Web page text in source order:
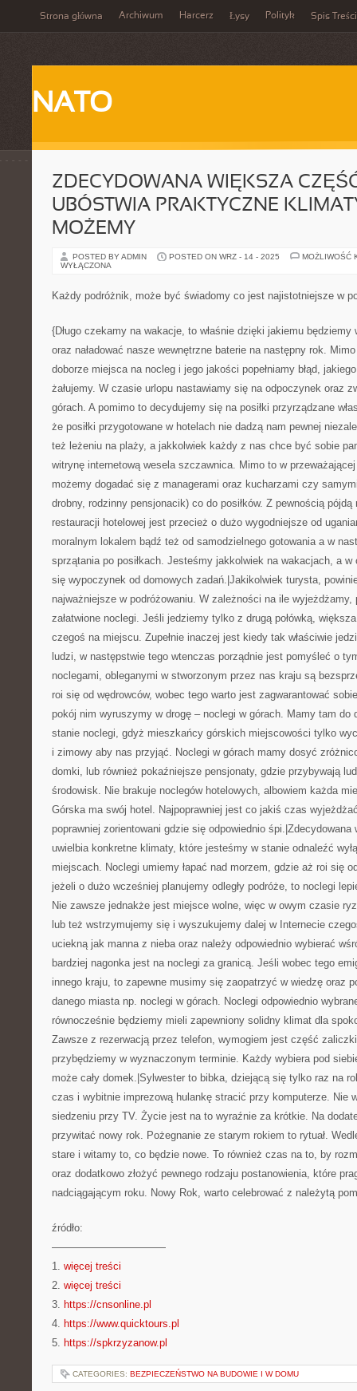
Strona główna Archiwum Harcerz Łysy Polityk Spis Treści
NATO
ZDECYDOWANA WIĘKSZA
UBÓSTWIA PRAKTYCZNE
MOŻEMY
POSTED BY ADMIN POSTED ON WRZ - 14 - 2025
MOŻLIWOŚĆ
WYŁĄCZONA
Każdy podróżnik, może być świadomy co jest najistotniejsze w
{Długo czekamy na wakacje, to właśnie dzięki jakiemu
oraz naładować nasze wewnętrzne baterie na następny rok.
doborze miejsca na nocleg i jego jakości popełniamy błąd,
żałujemy. W czasie urlopu nastawiamy się na odpoczynek oraz
górach. A pomimo to decydujemy się na posiłki przyrządzane
że posiłki przygotowane w hotelach nie dadzą nam pewnej
też leżeniu na plaży, a jakkolwiek każdy z nas chce być sobie
witrynę internetową wesela szczawnica. Mimo to w
możemy dogadać się z managerami oraz kucharzami czy
drobny, rodzinny pensjonacik) co do posiłków. Z pewnością
restauracji hotelowej jest przecież o dużo wygodniejsze od
moralnym lokalem bądź też od samodzielnego gotowania a w
sprzątania po posiłkach. Jesteśmy jakkolwiek na wakacjach, a
się wypoczynek od domowych zadań.|Jakikolwiek turysta,
najważniejsze w podróżowaniu. W zależności na ile wyjeżdżamy,
załatwione noclegi. Jeśli jedziemy tylko z drugą połówką,
czegoś na miejscu. Zupełnie inaczej jest kiedy tak właściwie
ludzi, w następstwie tego wtenczas porządnie jest pomyśleć o
noclegami, obleganymi w stworzonym przez nas kraju są
roi się od wędrowców, wobec tego warto jest zagwarantować
pokój nim wyruszymy w drogę – noclegi w górach. Mamy tam do
stanie noclegi, gdyż mieszkańcy górskich miejscowości tylko
i zimowy aby nas przyjąć. Noclegi w górach mamy dosyć
domki, lub również pokaźniejsze pensjonaty, gdzie przybywają
środowisk. Nie brakuje noclegów hotelowych, albowiem każda
Górska ma swój hotel. Najpoprawniej jest co jakiś czas
poprawniej zorientowani gdzie się odpowiednio
uwielbia konkretne klimaty, które jesteśmy w stanie odnaleźć
miejscach. Noclegi umiemy łapać nad morzem, gdzie aż roi się
jeżeli o dużo wcześniej planujemy odległy podróże, to noclegi
Nie zawsze jednakże jest miejsce wolne, więc w owym czasie
lub też wstrzymujemy się i wyszukujemy dalej w Internecie
uciekną jak manna z nieba oraz należy odpowiednio wybierać
bardziej nagonka jest na noclegi za granicą. Jeśli wobec tego
innego kraju, to zapewne musimy się zaopatrzyć w wiedzę oraz
danego miasta np. noclegi w górach. Noclegi odpowiednio
równocześnie będziemy mieli zapewniony solidny klimat dla
Zawsze z rezerwacją przez telefon, wymogiem jest część
przybędziemy w wyznaczonym terminie. Każdy wybiera pod
może cały domek.|Sylwester to bibka, dziejącą się tylko raz na
czas i wybitnie imprezową hulankę stracić przy komputerze. Nie
siedzeniu przy TV. Życie jest na to wyraźnie za krótkie. Na
przywitać nowy rok. Pożegnanie ze starym rokiem to rytuał.
stare i witamy to, co będzie nowe. To również czas na to, by
oraz dodatkowo złożyć pewnego rodzaju postanowienia, które
nadciągającym roku. Nowy Rok, warto celebrować z należytą
źródło:
———————————
1. więcej treści
2. więcej treści
3. https://cnsonline.pl
4. https://www.quicktours.pl
5. https://spkrzyzanow.pl
CATEGORIES: BEZPIECZEŃSTWO NA BUDOWIE I W DOMU